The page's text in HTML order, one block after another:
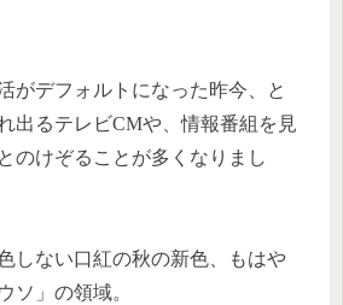
がデフォルトになった昨今、と
出るテレビCMや、情報番組を見
のけぞることが多くなりまし
しない口紅の秋の新色、もはや
ソ」の領域。